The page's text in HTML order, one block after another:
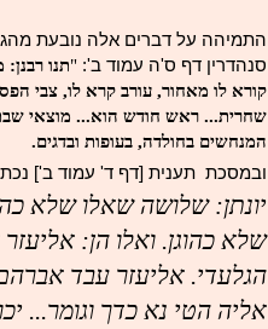
התמיהה על דברים אלה נובעת
סנהדרין דף ס'ה עמוד ב': "תנו
קורא לו מאחור, עורב קרא לו, צבי
שחרית... ראש חודש הוא... מוצאי
המנחשים בחולדה, בעופות ובדגים.
ובמסכת תענית [דף ד' עמוד ב']
יונתן: שלושה שאלו שלא
שלא כהוגן. ואלו הן:
הגלעדי. אליעזר עבד
אליה הטי נא כדך וגומר...